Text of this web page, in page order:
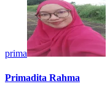
prima
Primadita Rahma